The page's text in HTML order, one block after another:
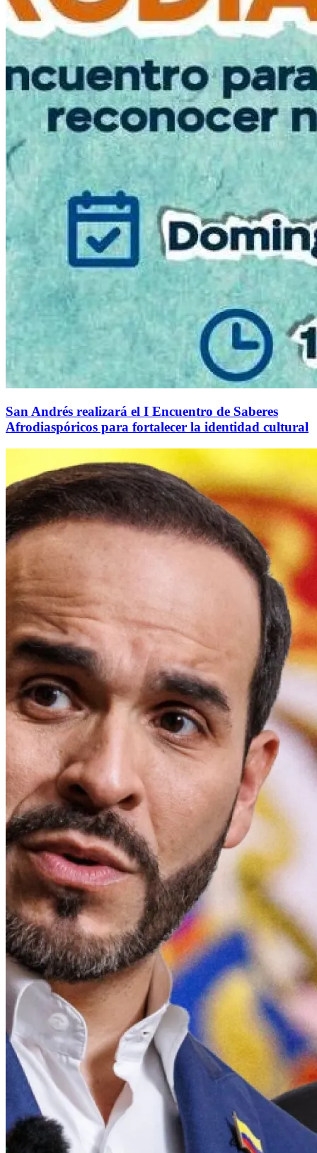
San Andrés realizará el I Encuentro de Saberes
Afrodiaspóricos para fortalecer la identidad cultural